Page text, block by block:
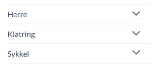
Herre
Klatring
Sykkel